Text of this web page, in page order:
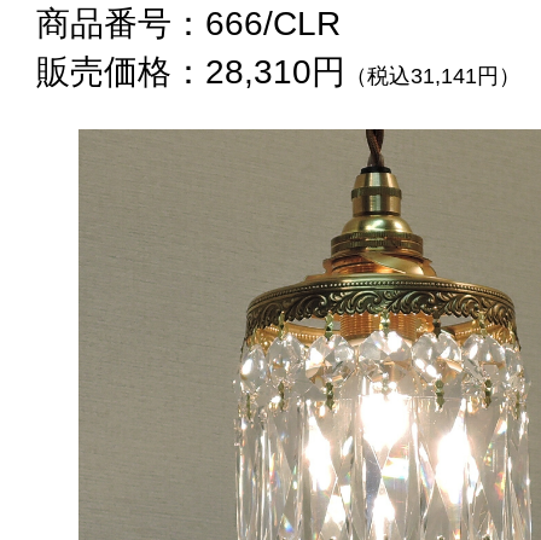
商品番号：666/CLR
販売価格：28,310円
（税込31,141円）